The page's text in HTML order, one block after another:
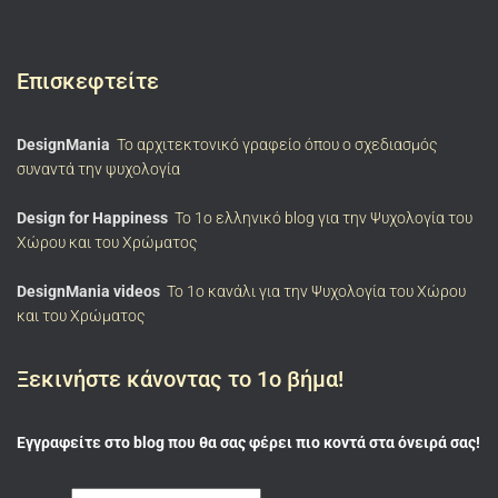
Επισκεφτείτε
DesignMania Το αρχιτεκτονικό γραφείο όπου ο σχεδιασμός
συναντά την ψυχολογία
Design for Happiness Το 1ο ελληνικό blog για την Ψυχολογία του
Χώρου και του Χρώματος
DesignMania videos To 1ο κανάλι για την Ψυχολογία του Χώρου
και του Χρώματος
Ξεκινήστε κάνοντας το 1ο βήμα!
Εγγραφείτε στο blog που θα σας φέρει πιο κοντά στα όνειρά σας!